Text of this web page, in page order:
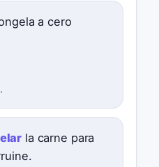
a cero
la carne para